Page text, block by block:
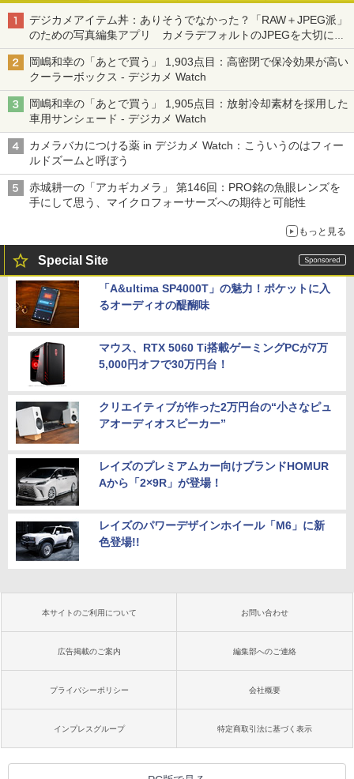
デジカメアイテム丼：ありそうでなかった？「RAW＋JPEG派」
のための写真編集アプリ カメラデフォルトのJPEGを大切にす
る「Filmator」
岡嶋和幸の「あとで買う」 1,903点目：高密閉で保冷効果が高い
クーラーボックス - デジカメ Watch
岡嶋和幸の「あとで買う」 1,905点目：放射冷却素材を採用した
車用サンシェード - デジカメ Watch
カメラバカにつける薬 in デジカメ Watch：こういうのはフィー
ルドズームと呼ぼう
赤城耕一の「アカギカメラ」 第146回：PRO銘の魚眼レンズを
手にして思う、マイクロフォーサーズへの期待と可能性
もっと見る
Special Site
「A&ultima SP4000T」の魅力！ポケットに入
るオーディオの醍醐味
マウス、RTX 5060 Ti搭載ゲーミングPCが7万
5,000円オフで30万円台！
クリエイティブが作った2万円台の“小さなピュ
アオーディオスピーカー”
レイズのプレミアムカー向けブランドHOMUR
Aから「2×9R」が登場！
レイズのパワーデザインホイール「M6」に新
色登場!!
本サイトのご利用について お問い合わせ
広告掲載のご案内 編集部へのご連絡
プライバシーポリシー 会社概要
インプレスグループ 特定商取引法に基づく表示